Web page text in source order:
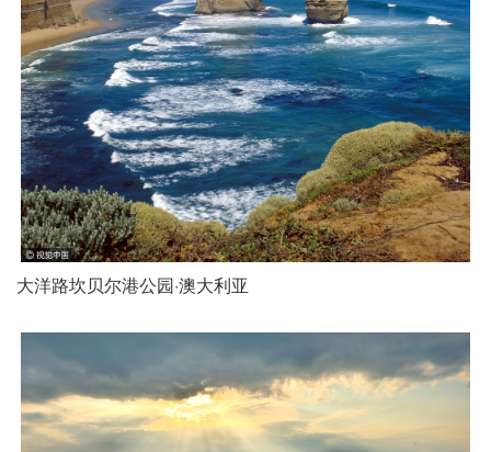
大洋路坎贝尔港公园·澳大利亚